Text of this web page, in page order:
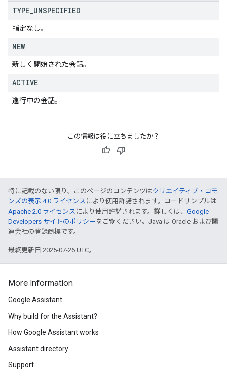
TYPE UNSPECIFIED
指定なし。
NEW
新しく開始された会話。
ACTIVE
進行中の会話。
この情報は役に立ちましたか？
特に記載のない限り、このページのコンテンツはクリエイティブ・コモ
ンズの表示 4.0 ライセンス により使用許諾されます。コードサンプルは
Apache 2.0 ライセンス により使用許諾されます。詳しくは、 Google
Developers サイトのポリシー をご覧ください。Java は Oracle および関
連会社の登録商標です。
最終更新日 2025-07-26 UTC。
More Information
Google Assistant
Why build for the Assistant?
How Google Assistant works
Assistant directory
Support